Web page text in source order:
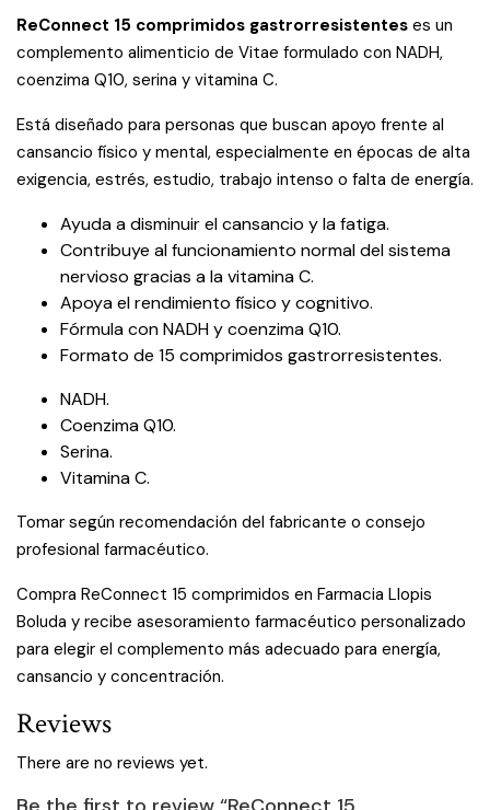
ReConnect 15 comprimidos gastrorresistentes es un
complemento alimenticio de Vitae formulado con NADH,
coenzima Q10, serina y vitamina C.
Está diseñado para personas que buscan apoyo frente al
cansancio físico y mental, especialmente en épocas de alta
exigencia, estrés, estudio, trabajo intenso o falta de energía.
Ayuda a disminuir el cansancio y la fatiga.
Contribuye al funcionamiento normal del sistema
nervioso gracias a la vitamina C.
Apoya el rendimiento físico y cognitivo.
Fórmula con NADH y coenzima Q10.
Formato de 15 comprimidos gastrorresistentes.
NADH.
Coenzima Q10.
Serina.
Vitamina C.
Tomar según recomendación del fabricante o consejo
profesional farmacéutico.
Compra ReConnect 15 comprimidos en Farmacia Llopis
Boluda y recibe asesoramiento farmacéutico personalizado
para elegir el complemento más adecuado para energía,
cansancio y concentración.
Reviews
There are no reviews yet.